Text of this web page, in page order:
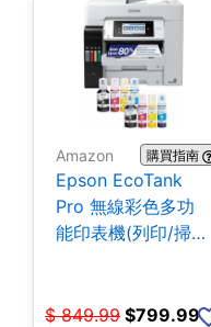
Amazon 購買指南
Epson EcoTank
Pro 無線彩色多功
能印表機(列印/掃
$ 849.99 $799.99